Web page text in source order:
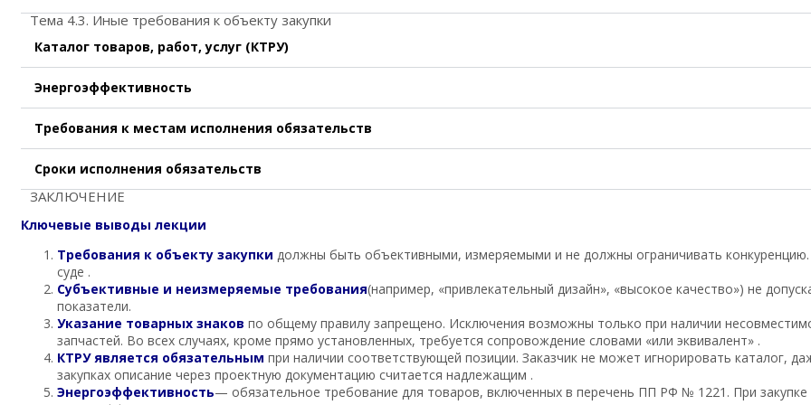
Тема 4.3. Иные требования к объекту закупки
Каталог товаров, работ, услуг (КТРУ)
Энергоэффективность
Требования к местам исполнения обязательств
Сроки исполнения обязательств
ЗАКЛЮЧЕНИЕ
Ключевые выводы лекции
Требования к объекту закупки должны быть объективными, измеряемыми и не должны ограничивать
суде .
Субъективные и неизмеряемые требования(например, «привлекательный дизайн», «высокое качество») не
показатели.
Указание товарных знаков по общему правилу запрещено. Исключения возможны только при наличии
запчастей. Во всех случаях, кроме прямо установленных, требуется сопровождение словами «или эквивалент» .
КТРУ является обязательным при наличии соответствующей позиции. Заказчик не может игнорировать каталог,
закупках описание через проектную документацию считается надлежащим .
Энергоэффективность— обязательное требование для товаров, включенных в перечень ПП РФ № 1221. При